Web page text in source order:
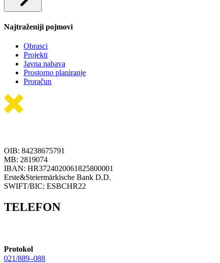
Najtraženiji pojmovi
Obrasci
Projekti
Javna nabava
Prostorno planiranje
Proračun
OIB: 84238675791
MB: 2819074
IBAN: HR3724020061825800001
Erste&Steiermärkische Bank D.D.
SWIFT/BIC: ESBCHR22
TELEFON
Protokol
021/889–088